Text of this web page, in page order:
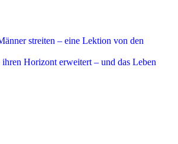
streiten – eine Lektion von den
ihren Horizont erweitert – und das Leben